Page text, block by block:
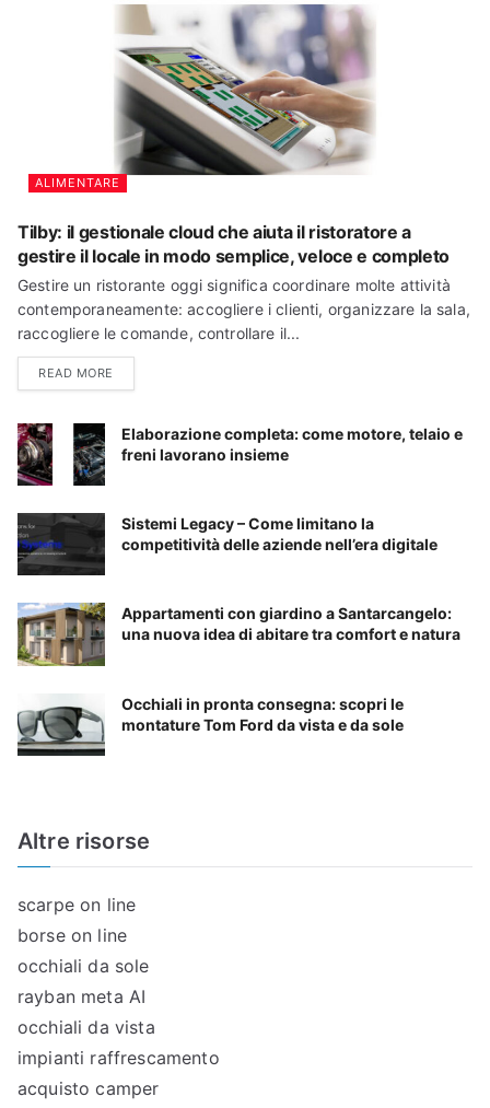
ALIMENTARE
Tilby: il gestionale cloud che aiuta il ristoratore a
gestire il locale in modo semplice, veloce e completo
Gestire un ristorante oggi significa coordinare molte attività
contemporaneamente: accogliere i clienti, organizzare la sala,
raccogliere le comande, controllare il...
READ MORE
Elaborazione completa: come motore, telaio e
freni lavorano insieme
Sistemi Legacy – Come limitano la
competitività delle aziende nell’era digitale
Appartamenti con giardino a Santarcangelo:
una nuova idea di abitare tra comfort e natura
Occhiali in pronta consegna: scopri le
montature Tom Ford da vista e da sole
Altre risorse
scarpe on line
borse on line
occhiali da sole
rayban meta AI
occhiali da vista
impianti raffrescamento
acquisto camper